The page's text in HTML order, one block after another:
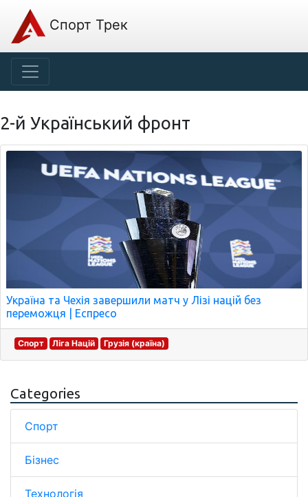
Спорт Трек
2-й Український фронт
Україна та Чехія завершили матч у Лізі націй без
переможця | Еспресо
Спорт Ліга Націй Грузія (країна)
Categories
Спорт
Бізнес
Технологія